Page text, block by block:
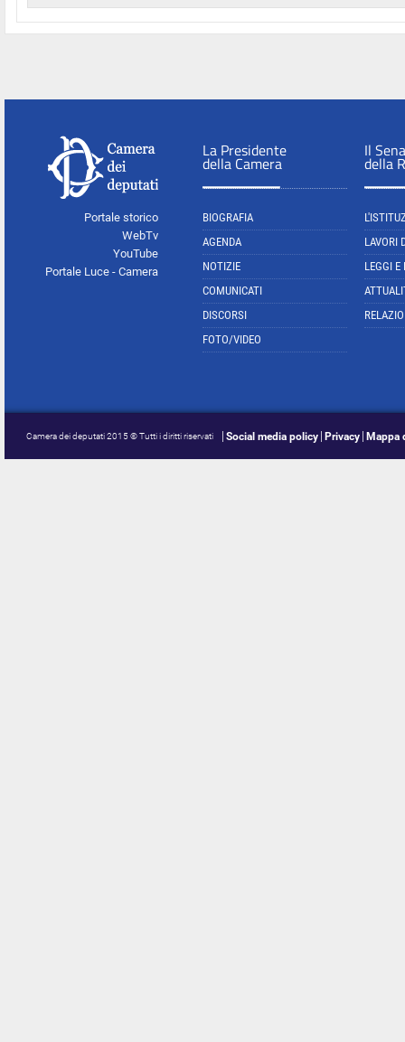
Portale storico
WebTv
YouTube
Portale Luce - Camera
La Presidente
della Camera
BIOGRAFIA
AGENDA
NOTIZIE
COMUNICATI
DISCORSI
FOTO/VIDEO
Il
della
LAVORI
LEGGI E
Camera dei deputati 2015 © Tutti i diritti riservati Social media policy Privacy Mappa